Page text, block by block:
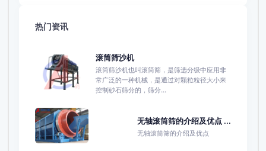
热门资讯
滚筒筛沙机
滚筒筛沙机也叫滚筒筛，是筛选分级中应用非
常广泛的一种机械，是通过对颗粒粒径大小来
控制砂石筛分的，筛分...
无轴滚筒筛的介绍及优点 ...
无轴滚筒筛的介绍及优点